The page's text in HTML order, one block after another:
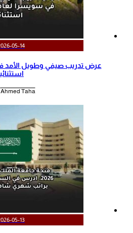
2026-05-14
Ahmed Taha |
2026-05-13